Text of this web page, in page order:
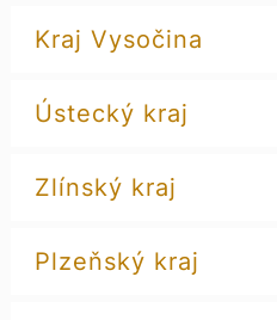
Kraj Vysočina
Ústecký kraj
Zlínský kraj
Plzeňský kraj